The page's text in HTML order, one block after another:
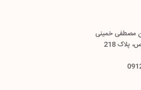
مصطفی خمینی
پلاک 218